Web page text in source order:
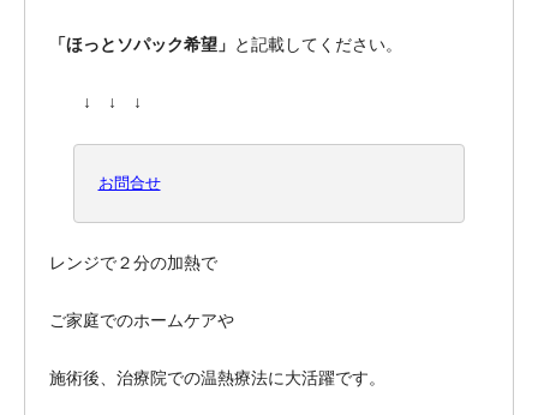
「ほっとソパック希望」 と記載してください。
↓ ↓ ↓
お問合せ
レンジで２分の加熱で
ご家庭でのホームケアや
施術後、治療院での温熱療法に大活躍です。